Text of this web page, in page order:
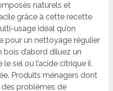
naturels et
grâce à cette recette
usage idéal qu’on
pour un nettoyage régulier
bois d’abord diluez un
sel ou l’acide citrique il
Produits ménagers dont
problèmes de